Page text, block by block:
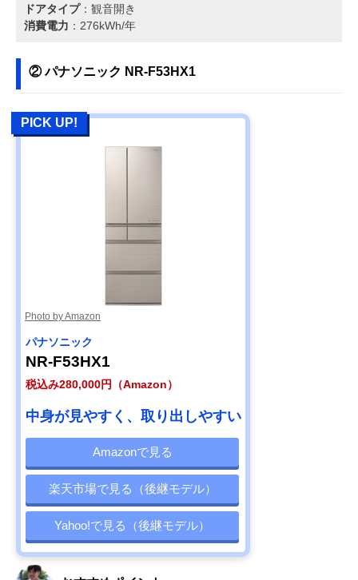
ドアタイプ：観音開き
消費電力 ：276kWh/年
② パナソニック NR-F53HX1
PICK UP!
Photo by Amazon
パナソニック
NR-F53HX1
税込み280,000円（Amazon）
中身が見やすく、取り出しやすい
Amazonで見る
楽天市場で見る（後継モデル）
Yahoo!で見る（後継モデル）